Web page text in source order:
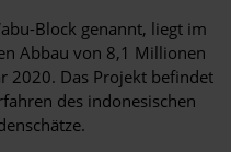
Block genannt, liegt im
Abbau von 8,1 Millionen
2020. Das Projekt befindet
des indonesischen